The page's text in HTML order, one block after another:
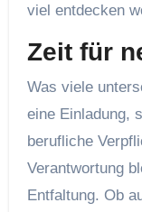
viel entdecken
Zeit für
Was viele
eine Einladung,
berufliche
Verantwortung
Entfaltung. Ob